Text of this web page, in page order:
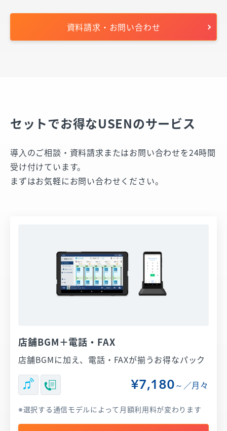
資料請求・お問い合わせ
セットでお得なUSENのサービス
導⼊のご相談・資料請求またはお問い合わせを24時間
受け付けています。
まずはお気軽にお問い合わせください。
店舗BGM＋電話・FAX
店舗BGMに加え、電話・FAXが揃うお得なパック
¥7,180～／月々
選択する通信モデルによって月額利用料が変わります